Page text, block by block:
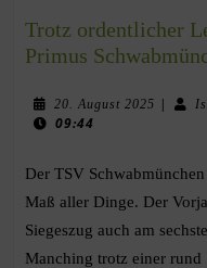
Trotz ordentlicher
Primus
20. August 2025 |
09:44
Der TSV
Maß aller Dinge. Der
Siegeszug auch am
Manching trotz einer rund